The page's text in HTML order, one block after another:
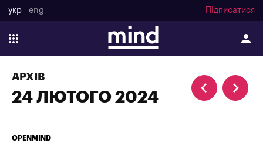
укр eng Підписатися
АРХІВ
24 ЛЮТОГО 2024
OPENMIND